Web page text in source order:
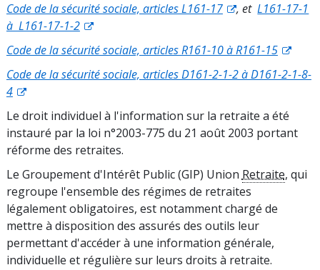
Code de la sécurité sociale, articles L161-17 , etL161-17-1
à L161-17-1-2
Code de la sécurité sociale, articles R161-10 à R161-15
Code de la sécurité sociale, articles D161-2-1-2 à D161-2-1-8-
4
Le droit individuel à l'information sur la retraite a été
instauré par la loi n°2003-775 du 21 août 2003 portant
réforme des retraites.
Le Groupement d'Intérêt Public (GIP) Union Retraite, qui
regroupe l'ensemble des régimes de retraites
légalement obligatoires, est notamment chargé de
mettre à disposition des assurés des outils leur
permettant d'accéder à une information générale,
individuelle et régulière sur leurs droits à retraite.